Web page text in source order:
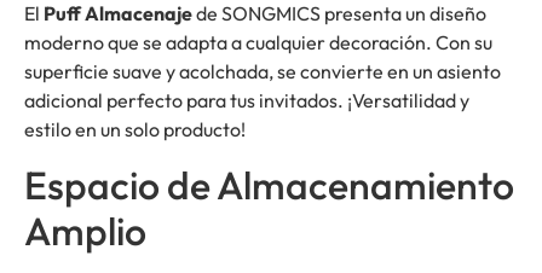
El Puff Almacenajede SONGMICS presenta un diseño
moderno que se adapta a cualquier decoración. Con su
superficie suave y acolchada, se convierte en un asiento
adicional perfecto para tus invitados. ¡Versatilidad y
estilo en un solo producto!
Espacio de Almacenamiento
Amplio